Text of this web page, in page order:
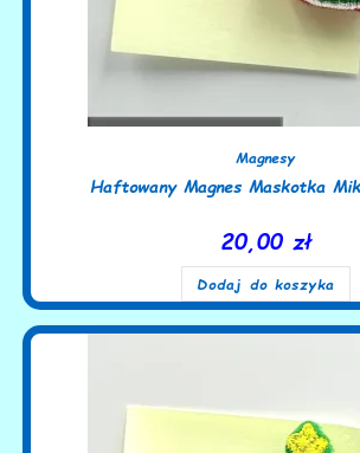
Magnesy
Haftowany Magnes Maskotka
20,00 zł
Dodaj do koszyka